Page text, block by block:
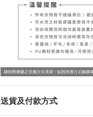
送貨及付款方式